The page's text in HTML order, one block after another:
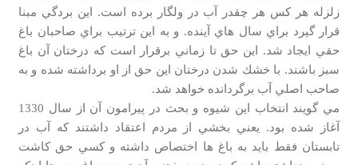
زلزله هر كس هر چقدر آب در ولگار برده است. اين بردگي مبنا
قرار گيرد براي سال هاي آينده. و به اين ترتيب براي صاحبان باغ
حقي ايجاد شد. اين حق تا زماني برقرار است كه درختان آن باغ
سبز باشند. با خشك شدن درختان اين حق از او برداشته شده و به
صاحب اصلي آب برگردانده خواهد شد.
مي گويند انتخاب اين شيوه و بحث در پيرامون آن از سال 1330
آغاز شده بود. يعني بخشي از مردم اعتقاد داشتند كه آب در
تابستان فقط بايد به باغ ها اختصاص داشته و كسي حق كاشت